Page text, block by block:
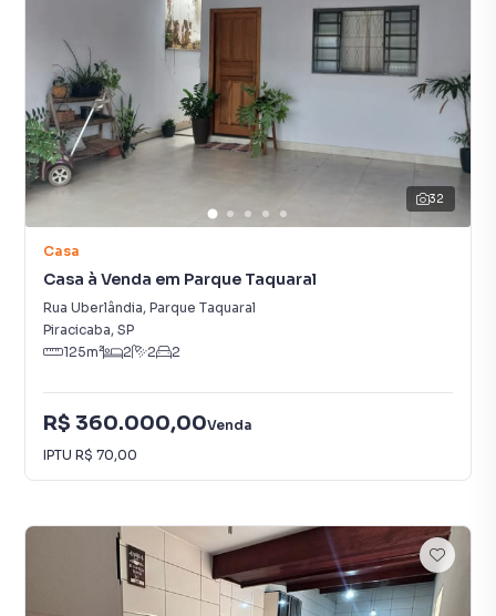
32
Casa
Casa à Venda em Parque Taquaral
Rua Uberlândia, Parque Taquaral
Piracicaba, SP
125m² 2 2 2
R$ 360.000,00Venda
IPTU R$ 70,00